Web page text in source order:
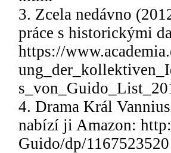
3. Zcela nedávno
práce s historickými
https://
4. Drama Král
nabízí ji Amazon:
Guido/dp/1167523520